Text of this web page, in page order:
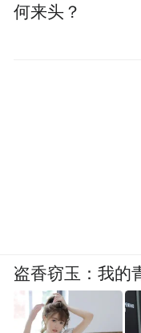
何来头？
盗香窃玉：我的